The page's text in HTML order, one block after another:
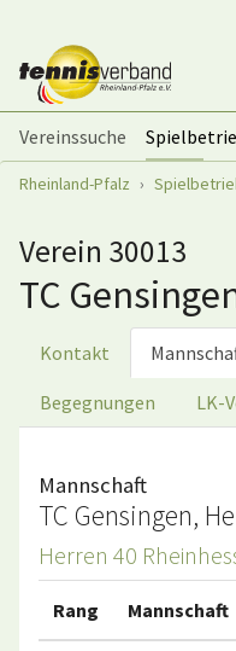
Vereinssuche
Sie sind hier:
Rheinland-Pfalz
Verein 30013
TC
Kontakt
Begegnungen LK-
Mannschaft
TC Gensingen,
Herren 40
Rang Mannschaft